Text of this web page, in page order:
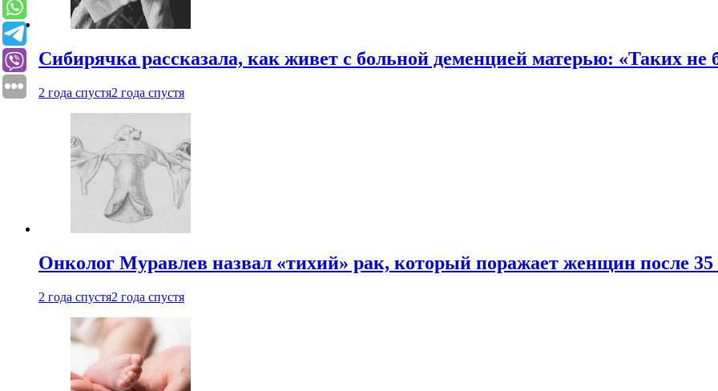
Сибирячка рассказала, как живет с больной деменцией матерью: «Таких не
2 года спустя2 года спустя
Онколог Муравлев назвал «тихий» рак, который поражает женщин после 35
2 года спустя2 года спустя